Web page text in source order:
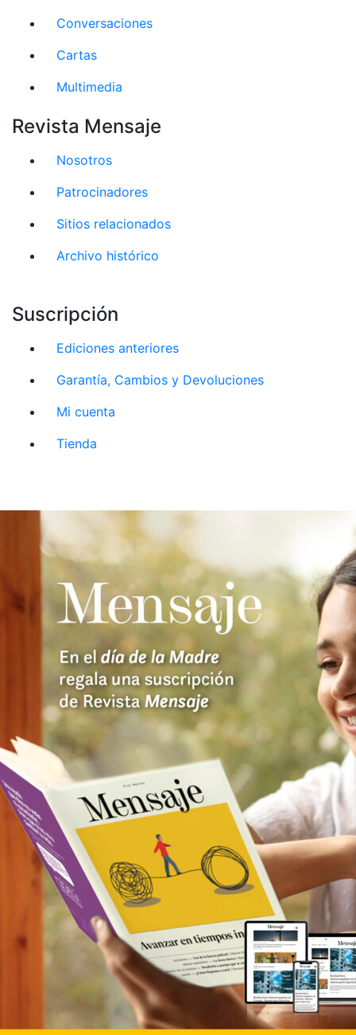
Conversaciones
Cartas
Multimedia
Revista Mensaje
Nosotros
Patrocinadores
Sitios relacionados
Archivo histórico
Suscripción
Ediciones anteriores
Garantía, Cambios y Devoluciones
Mi cuenta
Tienda